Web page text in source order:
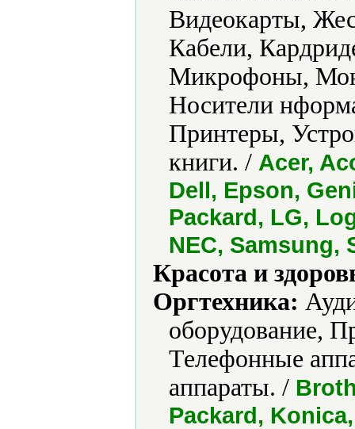
Видеокарты,
Кабели,
Микрофоны,
Носители
Принтеры,
книги. / Acer,
Dell, Epson,
Packard, LG,
NEC, Samsung,
Красота и
Оргтехника:
оборудование,
Телефонные
аппараты. /
Packard,